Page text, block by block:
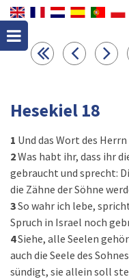
Hesekiel 18
1 Und das Wort des
2Was habt ihr, dass ihr
gebraucht und sprecht:
die Zähne der Söhne
3So wahr ich lebe,
Spruch in Israel noch
4Siehe, alle Seelen
auch die Seele des
sündigt, sie allein soll